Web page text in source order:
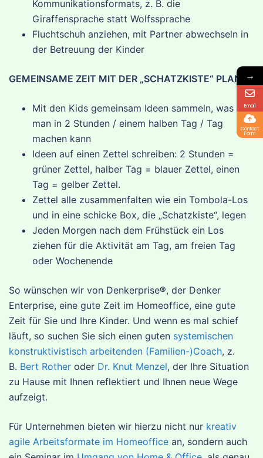
Kommunikationsformats, z. B. die
Giraffensprache statt Wolfssprache
Fluchtschuh anziehen, mit Partner abwechseln in
der Betreuung der Kinder
GEMEINSAME ZEIT MIT DER „SCHATZKISTE“ PLANEN
Mit den Kids gemeinsam Ideen sammeln, was
man in 2 Stunden / einem halben Tag / Tag
machen kann
Ideen auf einen Zettel schreiben: 2 Stunden =
grüner Zettel, halber Tag = blauer Zettel, einen
Tag = gelber Zettel.
Zettel alle zusammenfalten wie ein Tombola-Los
und in eine schicke Box, die „Schatzkiste“, legen
Jeden Morgen nach dem Frühstück ein Los
ziehen für die Aktivität am Tag, am freien Tag
oder Wochenende
So wünschen wir von Denkerprise®, der Denker
Enterprise, eine gute Zeit im Homeoffice, eine gute
Zeit für Sie und Ihre Kinder. Und wenn es mal schief
läuft, so suchen Sie sich einen guten systemischen
konstruktivistisch arbeitenden (Familien-)Coach, z.
B. Bert Rother oder Dr. Knut Menzel, der Ihre Situation
zu Hause mit Ihnen reflektiert und Ihnen neue Wege
aufzeigt.
Für Unternehmen bieten wir hierzu nicht nur kreativ
agile Arbeitsformate im Homeoffice an, sondern auch
→
Email
Contact
Form